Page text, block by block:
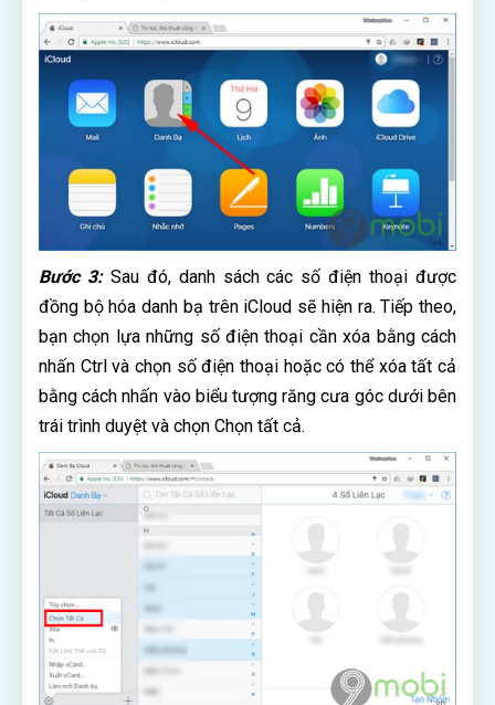
Bước 3:Sau đó, danh sách các số điện thoại được
đồng bộ hóa danh bạ trên iCloud sẽ hiện ra. Tiếp theo,
bạn chọn lựa những số điện thoại cần xóa bằng cách
nhấn Ctrl và chọn số điện thoại hoặc có thể xóa tất cả
bằng cách nhấn vào biểu tượng răng cưa góc dưới bên
trái trình duyệt và chọn Chọn tất cả.